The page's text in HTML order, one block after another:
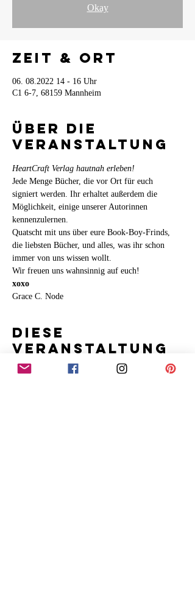
Okay
Zeit & Ort
06. 08.2022 14 - 16 Uhr
C1 6-7, 68159 Mannheim
Über die
Veranstaltung
HeartCraft Verlag hautnah erleben!
Jede Menge Bücher, die vor Ort für euch
signiert werden. Ihr erhaltet außerdem die
Möglichkeit, einige unserer Autorinnen
kennenzulernen.
Quatscht mit uns über eure Book-Boy-Frinds,
die liebsten Bücher, und alles, was ihr schon
immer von uns wissen wollt.
Wir freuen uns wahnsinnig auf euch!
xoxo
Grace C. Node
Diese
Veranstaltung
teilen